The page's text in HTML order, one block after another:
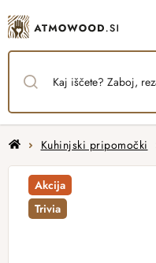
to
content
HomeKuhinjski pripomočki
Akcija
Trivia